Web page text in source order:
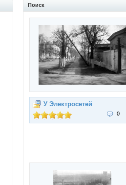
Поиск
У Электросетей
0